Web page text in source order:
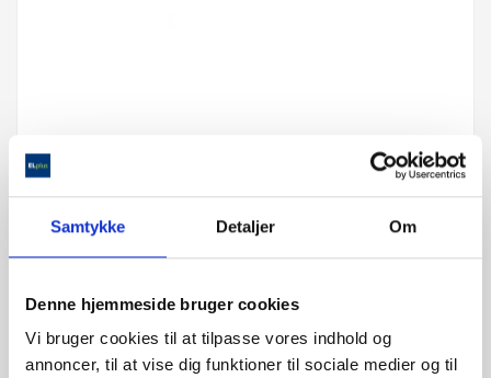
Samtykke Detaljer Om
Denne hjemmeside bruger cookies
Vi bruger cookies til at tilpasse vores indhold og
annoncer, til at vise dig funktioner til sociale medier og til
OBH Vakum Poser
106434
2-3 hverdage